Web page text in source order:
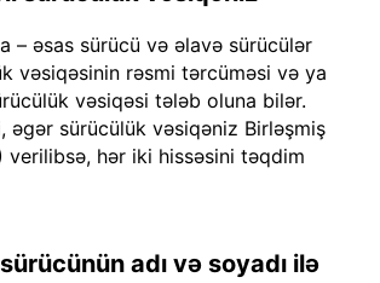
– əsas sürücü və əlavə sürücülər
vəsiqəsinin rəsmi tərcüməsi və ya
vəsiqəsi tələb oluna bilər.
əgər sürücülük vəsiqəniz Birləşmiş
verilibsə, hər iki hissəsini təqdim
adı və soyadı ilə